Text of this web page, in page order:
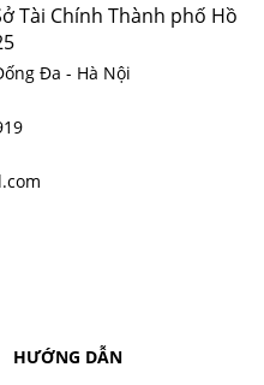
Tài Chính Thành phố Hồ
Đa - Hà Nội
HƯỚNG DẪN